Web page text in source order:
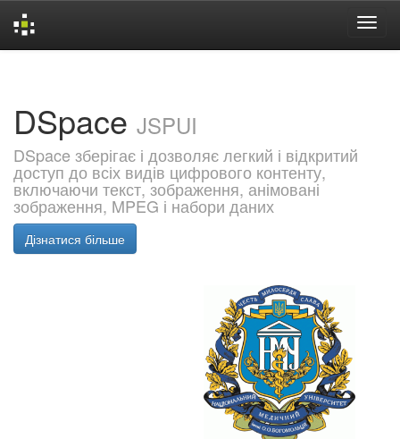
DSpace JSPUI
DSpace зберігає і дозволяє легкий і відкритий
доступ до всіх видів цифрового контенту,
включаючи текст, зображення, анімовані
зображення, MPEG і набори даних
Дізнатися більше